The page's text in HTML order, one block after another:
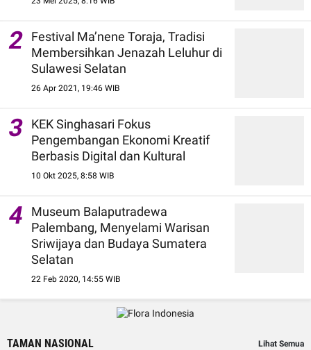
2
Festival Ma’nene Toraja, Tradisi
Membersihkan Jenazah Leluhur di
Sulawesi Selatan
26 Apr 2021, 19:46 WIB
3
KEK Singhasari Fokus
Pengembangan Ekonomi Kreatif
Berbasis Digital dan Kultural
10 Okt 2025, 8:58 WIB
4
Museum Balaputradewa
Palembang, Menyelami Warisan
Sriwijaya dan Budaya Sumatera
Selatan
22 Feb 2020, 14:55 WIB
TAMAN NASIONAL Lihat Semua